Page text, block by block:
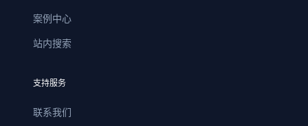
案例中心
站内搜索
支持服务
联系我们